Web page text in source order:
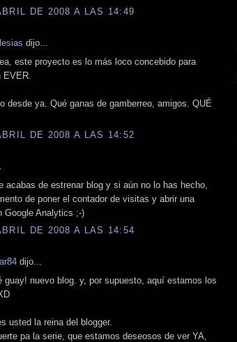
DE 2008 A LAS 14:49
dijo...
este proyecto es lo más loco concebido para
desde ya. Qué ganas de gamberreo, amigos. QUÉ
DE 2008 A LAS 14:52
acabas de estrenar blog y si aún no lo has hecho,
de poner el contador de visitas y abrir una
Google Analytics ;-)
DE 2008 A LAS 14:54
dijo...
guay! nuevo blog. y, por supuesto, aquí estamos los
usted la reina del blogger.
pa la serie, que estamos deseosos de ver YA,